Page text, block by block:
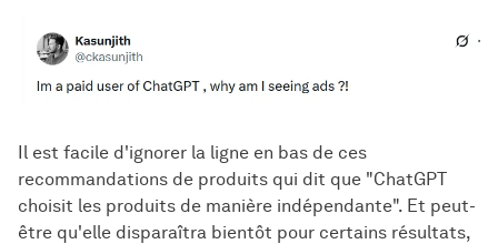
Il est facile d'ignorer la ligne en bas de ces
recommandations de produits qui dit que "ChatGPT
choisit les produits de manière indépendante". Et peut-
être qu'elle disparaîtra bientôt pour certains résultats,